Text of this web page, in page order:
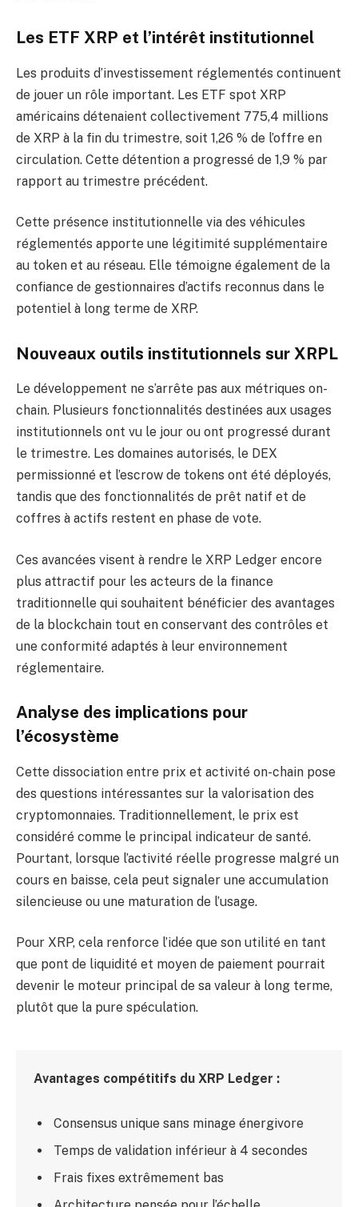
Les ETF XRP et l’intérêt institutionnel
Les produits d’investissement réglementés continuent
de jouer un rôle important. Les ETF spot XRP
américains détenaient collectivement 775,4 millions
de XRP à la fin du trimestre, soit 1,26 % de l’offre en
circulation. Cette détention a progressé de 1,9 % par
rapport au trimestre précédent.
Cette présence institutionnelle via des véhicules
réglementés apporte une légitimité supplémentaire
au token et au réseau. Elle témoigne également de la
confiance de gestionnaires d’actifs reconnus dans le
potentiel à long terme de XRP.
Nouveaux outils institutionnels sur XRPL
Le développement ne s’arrête pas aux métriques on-
chain. Plusieurs fonctionnalités destinées aux usages
institutionnels ont vu le jour ou ont progressé durant
le trimestre. Les domaines autorisés, le DEX
permissionné et l’escrow de tokens ont été déployés,
tandis que des fonctionnalités de prêt natif et de
coffres à actifs restent en phase de vote.
Ces avancées visent à rendre le XRP Ledger encore
plus attractif pour les acteurs de la finance
traditionnelle qui souhaitent bénéficier des avantages
de la blockchain tout en conservant des contrôles et
une conformité adaptés à leur environnement
réglementaire.
Analyse des implications pour
l’écosystème
Cette dissociation entre prix et activité on-chain pose
des questions intéressantes sur la valorisation des
cryptomonnaies. Traditionnellement, le prix est
considéré comme le principal indicateur de santé.
Pourtant, lorsque l’activité réelle progresse malgré un
cours en baisse, cela peut signaler une accumulation
silencieuse ou une maturation de l’usage.
Pour XRP, cela renforce l’idée que son utilité en tant
que pont de liquidité et moyen de paiement pourrait
devenir le moteur principal de sa valeur à long terme,
plutôt que la pure spéculation.
Avantages compétitifs du XRP Ledger :
Consensus unique sans minage énergivore
Temps de validation inférieur à 4 secondes
Frais fixes extrêmement bas